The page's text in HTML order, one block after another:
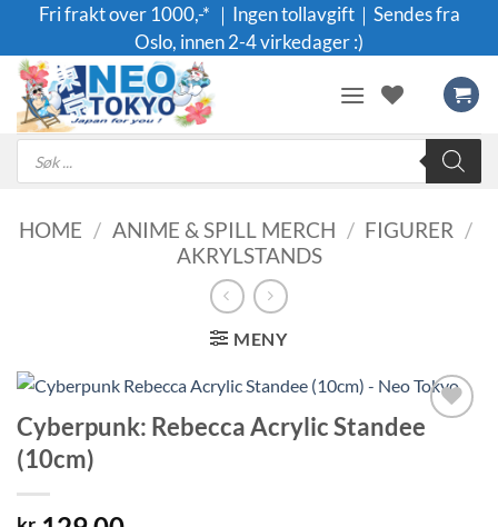
content
Fri frakt over 1000,-* ｜Ingen tollavgift｜Sendes fra
Oslo, innen 2-4 virkedager :)
Products
search
HOME / ANIME & SPILL MERCH / FIGURER /
AKRYLSTANDS
MENY
Legg til i
Cyberpunk: Rebecca Acrylic Standee
(10cm)